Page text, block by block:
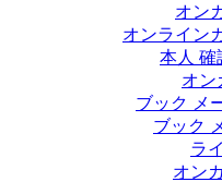
オン
オンライン
本人 確
オン
ブック メ
ブック
ラ
オン